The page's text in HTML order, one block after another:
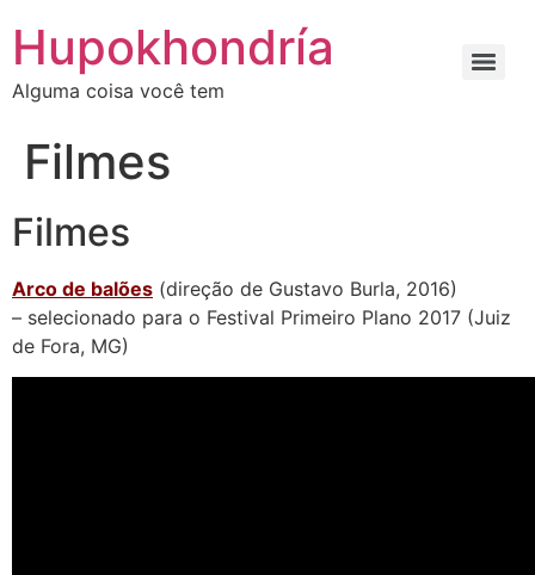
para
conteúdo
Hupokhondría
Alguma coisa você tem
Filmes
Filmes
Arco de balões (direção de Gustavo Burla, 2016)
– selecionado para o Festival Primeiro Plano 2017 (Juiz
de Fora, MG)